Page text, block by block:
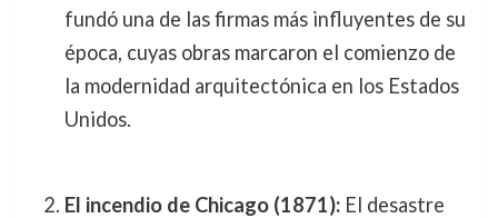
fundó una de las firmas más influyentes de su
época, cuyas obras marcaron el comienzo de
la modernidad arquitectónica en los Estados
Unidos.
El incendio de Chicago (1871):El desastre